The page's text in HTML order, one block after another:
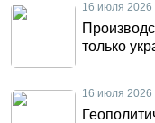
16 июля 2026
только
16 июля